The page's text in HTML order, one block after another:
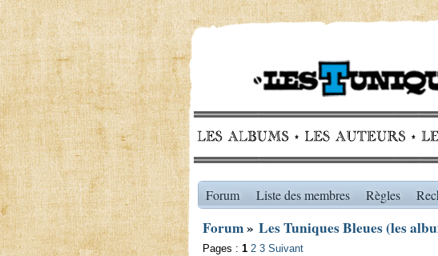
Forum Liste des membres Règles
Forum» Les Tuniques Bleues (les
Pages : 1 2 3 Suivant